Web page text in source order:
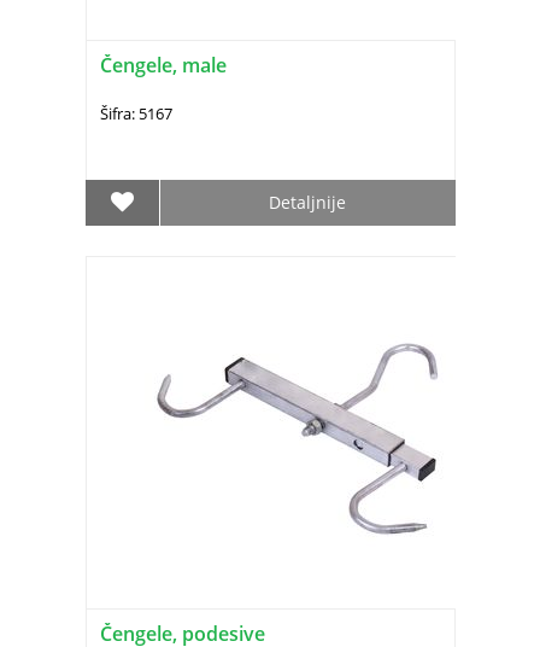
Čengele, male
Šifra: 5167
Detaljnije
Čengele, podesive